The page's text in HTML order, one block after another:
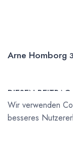
Arne Homborg
DIESEN
Wir verwenden
besseres